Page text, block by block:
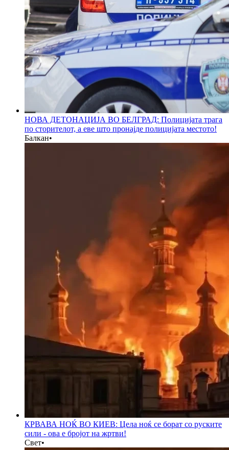
НОВА ДЕТОНАЦИЈА ВО БЕЛГРАД: Полицијата трага
по сторителот, а еве што пронајде полицијата местото!
Балкан•
КРВАВА НОЌ ВО КИЕВ: Цела ноќ се борат со руските
сили - ова е бројот на жртви!
Свет•